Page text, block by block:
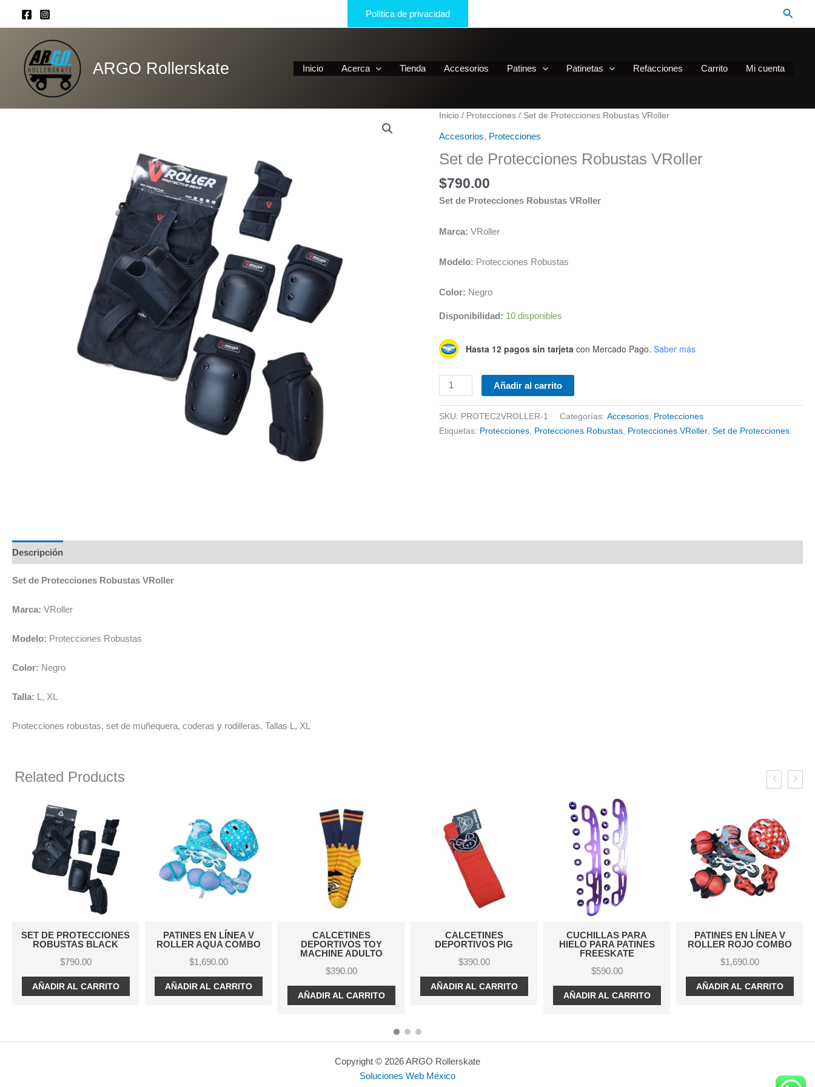
Política de privacidad
ARGO Rollerskate Inicio Acerca Tienda Accesorios Patines Patinetas Refacciones Carrito Mi cuenta
Inicio / Protecciones / Set de Protecciones Robustas VRoller
Accesorios, Protecciones
Set de Protecciones Robustas VRoller
$790.00
Set de Protecciones Robustas VRoller
Marca: VRoller
Modelo: Protecciones Robustas
Color: Negro
Disponibilidad: 10 disponibles
Hasta 12 pagos sin tarjeta con Mercado Pago. Saber más
Set
de
Añadir al carrito
SKU: PROTEC2VROLLER-1 Categorías:Accesorios, Protecciones
Etiquetas: Protecciones, Protecciones Robustas, Protecciones VRoller,Set de Protecciones
Descripción
Set de Protecciones Robustas VRoller
Marca: VRoller
Modelo: Protecciones Robustas
Color: Negro
Talla: L, XL
Protecciones robustas, set de muñequera, coderas y rodilleras. Tallas L, XL
Related Products
SET DE PROTECCIONES
ROBUSTAS BLACK
$790.00
AÑADIR AL CARRITO
PATINES EN LÍNEA V
ROLLER AQUA COMBO
$1,690.00
AÑADIR AL CARRITO
CALCETINES
DEPORTIVOS TOY
MACHINE ADULTO
$390.00
AÑADIR AL CARRITO
CALCETINES
DEPORTIVOS PIG
$390.00
AÑADIR AL CARRITO
CUCHILLAS PARA
HIELO PARA PATINES
FREESKATE
$590.00
AÑADIR AL CARRITO
PATINES EN LÍNEA V
ROLLER ROJO COMBO
$1,690.00
AÑADIR AL CARRITO
Copyright © 2026 ARGO Rollerskate
Soluciones Web México